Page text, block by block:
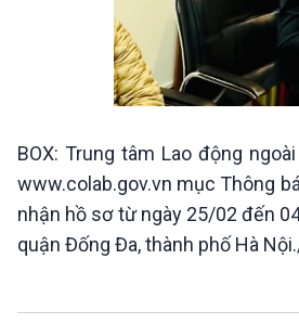
BOX: Trung tâm Lao động
www.colab.gov.vn mục Thông
nhận hồ sơ từ ngày 25/02 đến
quận Đống Đa, thành phố Hà